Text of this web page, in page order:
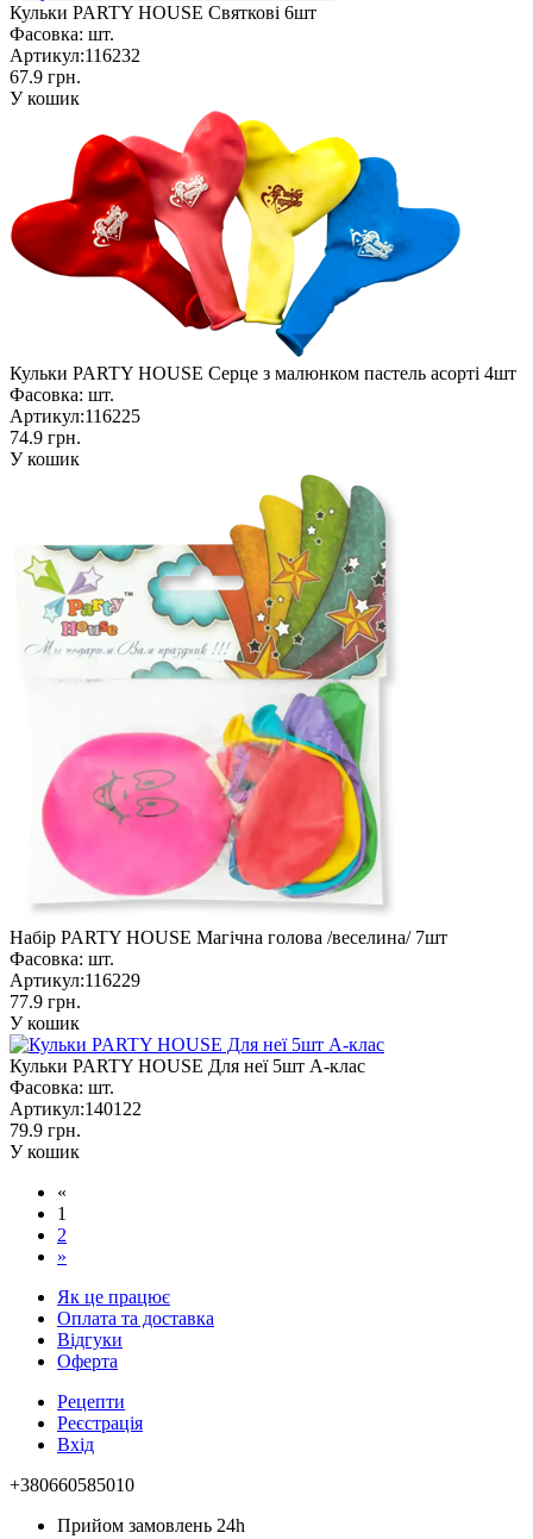
Кульки PARTY HOUSE Святкові 6шт
Фасовка: шт.
Артикул:116232
67.9 грн.
У кошик
Кульки PARTY HOUSE Серце з малюнком пастель асорті 4шт
Фасовка: шт.
Артикул:116225
74.9 грн.
У кошик
Набір PARTY HOUSE Магічна голова /веселина/ 7шт
Фасовка: шт.
Артикул:116229
77.9 грн.
У кошик
Кульки PARTY HOUSE Для неї 5шт А-клас
Фасовка: шт.
Артикул:140122
79.9 грн.
У кошик
«
1
2
»
Як це працює
Оплата та доставка
Відгуки
Оферта
Рецепти
Реєстрація
Вхід
+380660585010
Прийом замовлень 24h